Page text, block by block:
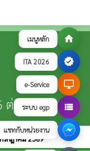
เมนูหลัก home
ITA 2026 verified
e-Service desktop_windows
ระบบ egp view_list
แชทกับหน่วยงาน
ต่อ 14
รกฎาคม 2569